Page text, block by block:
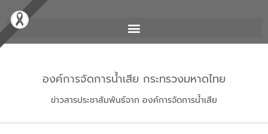
องค์การจัดการน้ำเสีย กระทรวงมหาดไทย
ข่าวสารประชาสัมพันธ์จาก องค์การจัดการน้ำเสีย